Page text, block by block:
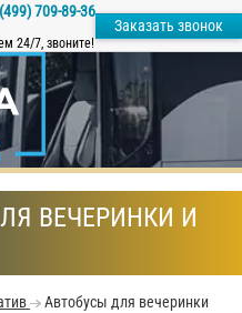
709-89-36
24/7, звоните!
Заказать звонок
ВЕЧЕРИНКИ И
Автобусы для вечеринки